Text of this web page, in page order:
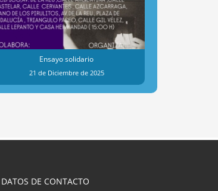
Ensayo solidario
21 de Diciembre de 2025
DATOS DE CONTACTO